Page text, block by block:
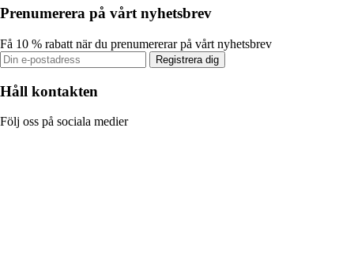
Prenumerera på vårt nyhetsbrev
Få 10 % rabatt när du prenumererar på vårt nyhetsbrev
Registrera dig
Håll kontakten
Följ oss på sociala medier